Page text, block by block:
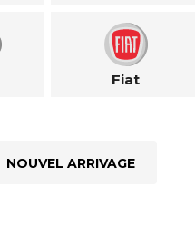
Fiat
NOUVEL ARRIVAGE